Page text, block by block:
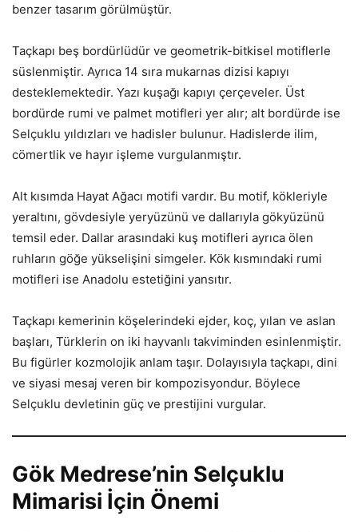
benzer tasarım görülmüştür.
Taçkapı beş bordürlüdür ve geometrik-bitkisel motiflerle
süslenmiştir. Ayrıca 14 sıra mukarnas dizisi kapıyı
desteklemektedir. Yazı kuşağı kapıyı çerçeveler. Üst
bordürde rumi ve palmet motifleri yer alır; alt bordürde ise
Selçuklu yıldızları ve hadisler bulunur. Hadislerde ilim,
cömertlik ve hayır işleme vurgulanmıştır.
Alt kısımda Hayat Ağacı motifi vardır. Bu motif, kökleriyle
yeraltını, gövdesiyle yeryüzünü ve dallarıyla gökyüzünü
temsil eder. Dallar arasındaki kuş motifleri ayrıca ölen
ruhların göğe yükselişini simgeler. Kök kısmındaki rumi
motifleri ise Anadolu estetiğini yansıtır.
Taçkapı kemerinin köşelerindeki ejder, koç, yılan ve aslan
başları, Türklerin on iki hayvanlı takviminden esinlenmiştir.
Bu figürler kozmolojik anlam taşır. Dolayısıyla taçkapı, dini
ve siyasi mesaj veren bir kompozisyondur. Böylece
Selçuklu devletinin güç ve prestijini vurgular.
Gök Medrese’nin Selçuklu
Mimarisi İçin Önemi